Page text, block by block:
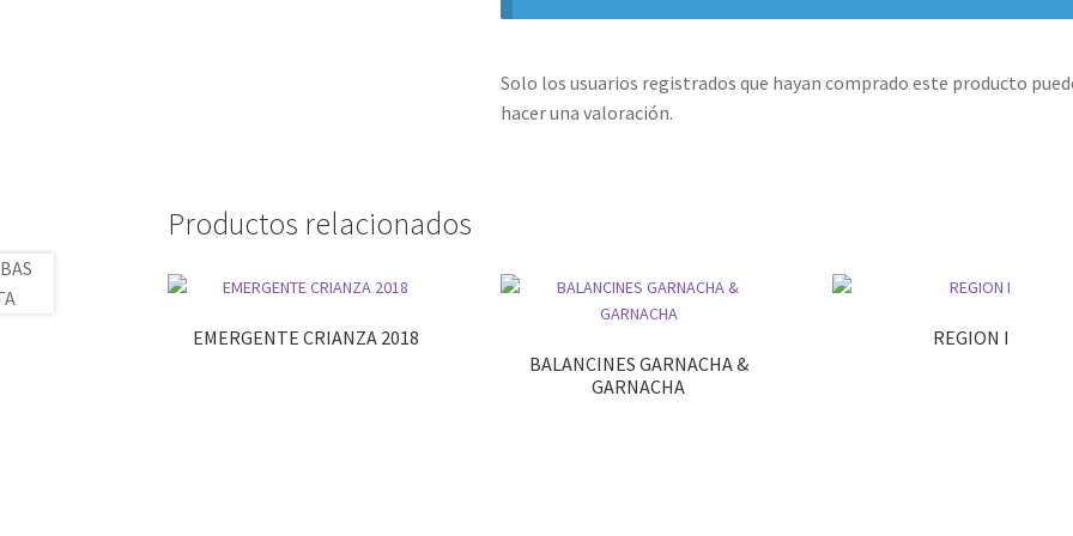
Solo los usuarios registrados que hayan comprado este producto
hacer una valoración.
Productos relacionados
EMERGENTE CRIANZA 2018
BALANCINES GARNACHA &
GARNACHA
REGION I